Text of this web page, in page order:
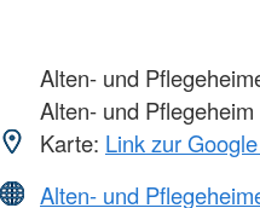
Alten- und
Alten- und
Karte: Link zur
Alten- und